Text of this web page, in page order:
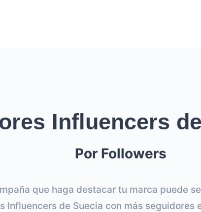
Influencers
Por Followers
que haga destacar tu marca puede
Influencers de Suecia con más seguidores